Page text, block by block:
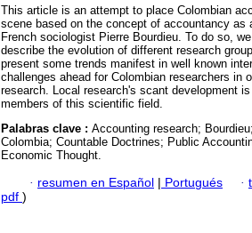
This article is an attempt to place Colombian
scene based on the concept of accountancy
French sociologist Pierre Bourdieu. To do so,
describe the evolution of different research
present some trends manifest in well known
challenges ahead for Colombian researchers in
research. Local research's scant development
members of this scientific field.
Palabras clave : Accounting research;
Colombia; Countable Doctrines; Public
Economic Thought.
· resumen en Español | Portugués ·
pdf )